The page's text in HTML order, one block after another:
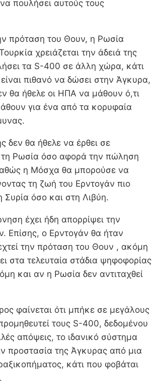
πουλήσει αυτούς τους
πρόταση του Θουν, η Ρωσία
χρειάζεται την άδειά της
τα S-400 σε άλλη χώρα, κάτι
πιθανό να δώσει στην Άγκυρα,
θα ήθελε οι ΗΠΑ να μάθουν ό,τι
για ένα από τα κορυφαία
δεν θα ήθελε να έρθει σε
τη Ρωσία όσο αφορά την πώληση
η Μόσχα θα μπορούσε να
τη ζωή του Ερντογάν πιο
όσο και στη Λιβύη.
έχει ήδη απορρίψει την
Επίσης, ο Ερντογάν θα ήταν
την πρόταση του Θουν , ακόμη
στα τελευταία στάδια ψηφοφορίας
και αν η Ρωσία δεν αντιταχθεί
φαίνεται ότι μπήκε σε μεγάλους
τους S-400, δεδομένου
απόψεις, το ιδανικό σύστημα
προστασία της Άγκυρας από μια
κάτι που φοβάται